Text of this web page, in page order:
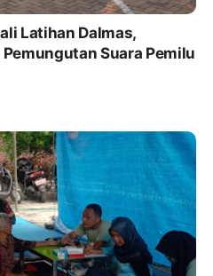
Latihan Dalmas,
Suara Pemilu